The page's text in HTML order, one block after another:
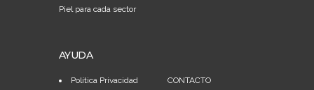
Piel para cada sector
AYUDA
Política Privacidad
CONTACTO